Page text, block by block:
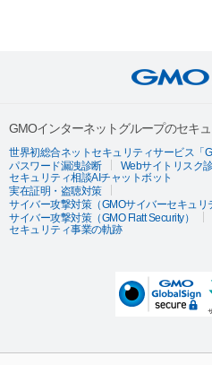
GMOインターネットグループのセキ
世界初総合ネットセキュリティサービス「
パスワード漏洩診断
Webサイトリスク
セキュリティ相談AIチャットボット
実在証明・盗聴対策
サイバー攻撃対策（GMOサイバーセキュリ
サイバー攻撃対策（GMO Flatt Security）
セキュリティ事業の軌跡